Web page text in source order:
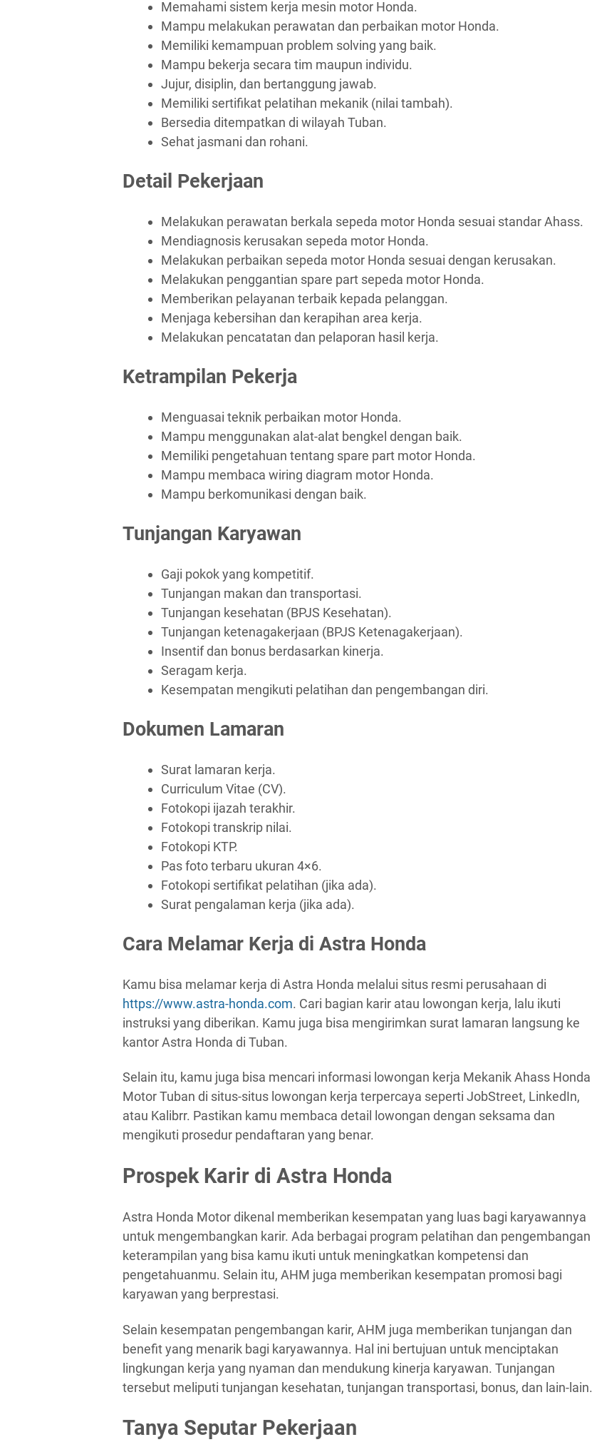
Memahami sistem kerja mesin motor Honda.
Mampu melakukan perawatan dan perbaikan motor Honda.
Memiliki kemampuan problem solving yang baik.
Mampu bekerja secara tim maupun individu.
Jujur, disiplin, dan bertanggung jawab.
Memiliki sertifikat pelatihan mekanik (nilai tambah).
Bersedia ditempatkan di wilayah Tuban.
Sehat jasmani dan rohani.
Detail Pekerjaan
Melakukan perawatan berkala sepeda motor Honda sesuai standar Ahass.
Mendiagnosis kerusakan sepeda motor Honda.
Melakukan perbaikan sepeda motor Honda sesuai dengan kerusakan.
Melakukan penggantian spare part sepeda motor Honda.
Memberikan pelayanan terbaik kepada pelanggan.
Menjaga kebersihan dan kerapihan area kerja.
Melakukan pencatatan dan pelaporan hasil kerja.
Ketrampilan Pekerja
Menguasai teknik perbaikan motor Honda.
Mampu menggunakan alat-alat bengkel dengan baik.
Memiliki pengetahuan tentang spare part motor Honda.
Mampu membaca wiring diagram motor Honda.
Mampu berkomunikasi dengan baik.
Tunjangan Karyawan
Gaji pokok yang kompetitif.
Tunjangan makan dan transportasi.
Tunjangan kesehatan (BPJS Kesehatan).
Tunjangan ketenagakerjaan (BPJS Ketenagakerjaan).
Insentif dan bonus berdasarkan kinerja.
Seragam kerja.
Kesempatan mengikuti pelatihan dan pengembangan diri.
Dokumen Lamaran
Surat lamaran kerja.
Curriculum Vitae (CV).
Fotokopi ijazah terakhir.
Fotokopi transkrip nilai.
Fotokopi KTP.
Pas foto terbaru ukuran 4×6.
Fotokopi sertifikat pelatihan (jika ada).
Surat pengalaman kerja (jika ada).
Cara Melamar Kerja di Astra Honda
Kamu bisa melamar kerja di Astra Honda melalui situs resmi perusahaan di
https://www.astra-honda.com. Cari bagian karir atau lowongan kerja, lalu ikuti
instruksi yang diberikan. Kamu juga bisa mengirimkan surat lamaran langsung ke
kantor Astra Honda di Tuban.
Selain itu, kamu juga bisa mencari informasi lowongan kerja Mekanik Ahass Honda
Motor Tuban di situs-situs lowongan kerja terpercaya seperti JobStreet, LinkedIn,
atau Kalibrr. Pastikan kamu membaca detail lowongan dengan seksama dan
mengikuti prosedur pendaftaran yang benar.
Prospek Karir di Astra Honda
Astra Honda Motor dikenal memberikan kesempatan yang luas bagi karyawannya
untuk mengembangkan karir. Ada berbagai program pelatihan dan pengembangan
keterampilan yang bisa kamu ikuti untuk meningkatkan kompetensi dan
pengetahuanmu. Selain itu, AHM juga memberikan kesempatan promosi bagi
karyawan yang berprestasi.
Selain kesempatan pengembangan karir, AHM juga memberikan tunjangan dan
benefit yang menarik bagi karyawannya. Hal ini bertujuan untuk menciptakan
lingkungan kerja yang nyaman dan mendukung kinerja karyawan. Tunjangan
tersebut meliputi tunjangan kesehatan, tunjangan transportasi, bonus, dan lain-lain.
Tanya Seputar Pekerjaan